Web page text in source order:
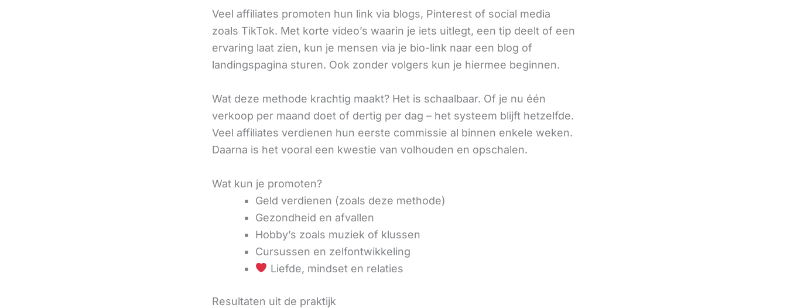
Veel affiliates promoten hun link via blogs, Pinterest of social media
zoals TikTok. Met korte video’s waarin je iets uitlegt, een tip deelt of een
ervaring laat zien, kun je mensen via je bio-link naar een blog of
landingspagina sturen. Ook zonder volgers kun je hiermee beginnen.
Wat deze methode krachtig maakt? Het is schaalbaar. Of je nu één
verkoop per maand doet of dertig per dag – het systeem blijft hetzelfde.
Veel affiliates verdienen hun eerste commissie al binnen enkele weken.
Daarna is het vooral een kwestie van volhouden en opschalen.
Wat kun je promoten?
Geld verdienen (zoals deze methode)
Gezondheid en afvallen
Hobby’s zoals muziek of klussen
Cursussen en zelfontwikkeling
Liefde, mindset en relaties
Resultaten uit de praktijk